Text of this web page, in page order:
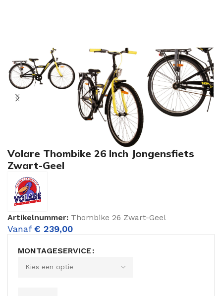
Volare Thombike 26 Inch Jongensfiets
Zwart-Geel
Artikelnummer: Thombike 26 Zwart-Geel
Vanaf € 239,00
MONTAGESERVICE